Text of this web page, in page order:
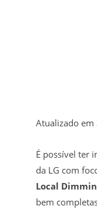
Atualizado
É possível ter
da LG com
Local
bem